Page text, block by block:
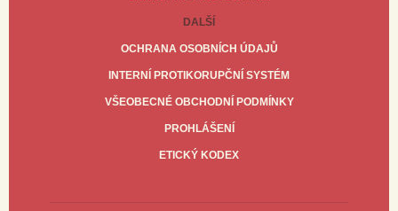
DALŠÍ
OCHRANA OSOBNÍCH ÚDAJŮ
INTERNÍ PROTIKORUPČNÍ SYSTÉM
VŠEOBECNÉ OBCHODNÍ PODMÍNKY
PROHLÁŠENÍ
ETICKÝ KODEX